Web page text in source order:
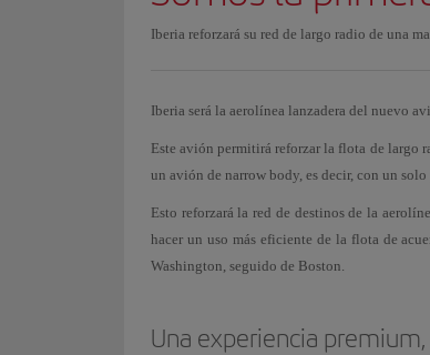
Iberia reforzará su red de largo radio de una
Iberia será la aerolínea lanzadera del nuevo
Este avión permitirá reforzar la flota de largo
un avión de narrow body, es decir, con un
Esto reforzará la red de destinos de la
hacer un uso más eficiente de la flota de
Washington, seguido de Boston.
Una experiencia